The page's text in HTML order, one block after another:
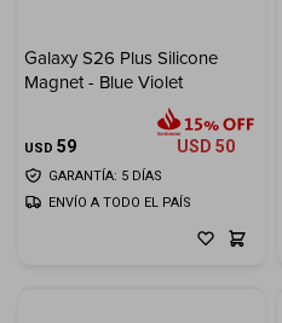
Galaxy S26 Plus Silicone
Magnet - Blue Violet
USD 59 USD 50
GARANTÍA: 5 DÍAS
ENVÍO A TODO EL PAÍS